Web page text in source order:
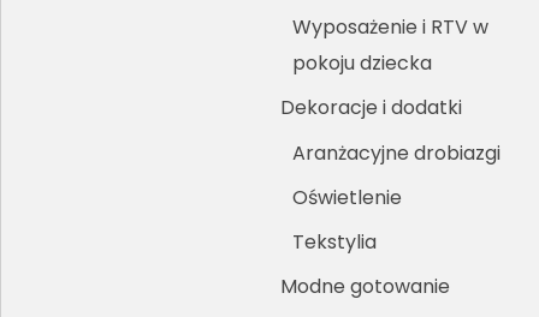
Wyposażenie i RTV w
pokoju dziecka
Dekoracje i dodatki
Aranżacyjne drobiazgi
Oświetlenie
Tekstylia
Modne gotowanie